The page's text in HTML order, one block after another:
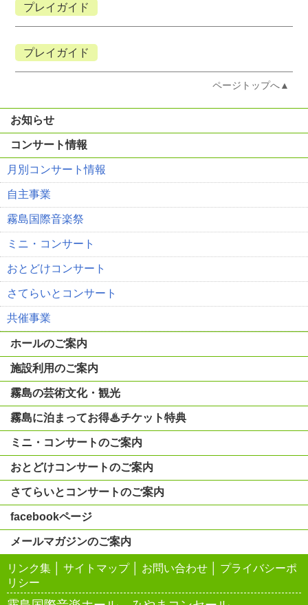
プレイガイド
プレイガイド
ページトップへ▲
お知らせ
コンサート情報
月別コンサート情報
自主事業
霧島国際音楽祭
ミニ・コンサート
おとどけコンサート
さてらいとコンサート
共催事業
ホールのご案内
施設利用のご案内
霧島の芸術文化・観光
霧島に泊まってお得♨チケット特典
ミニ・コンサートのご案内
おとどけコンサートのご案内
さてらいとコンサートのご案内
facebookページ
メールマガジンのご案内
リンク集 サイトマップ│ お問い合わせ
プライバシーポ
リシー